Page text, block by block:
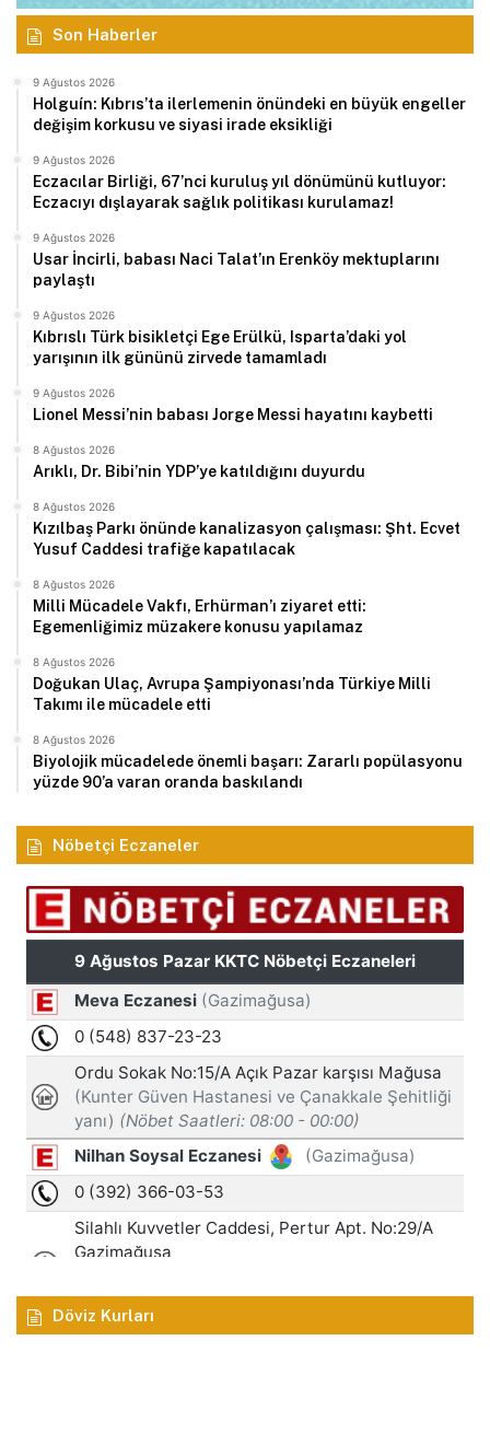
Son Haberler
9 Ağustos 2026
Holguín: Kıbrıs’ta ilerlemenin önündeki en büyük engeller
değişim korkusu ve siyasi irade eksikliği
9 Ağustos 2026
Eczacılar Birliği, 67’nci kuruluş yıl dönümünü kutluyor:
Eczacıyı dışlayarak sağlık politikası kurulamaz!
9 Ağustos 2026
Usar İncirli, babası Naci Talat’ın Erenköy mektuplarını
paylaştı
9 Ağustos 2026
Kıbrıslı Türk bisikletçi Ege Erülkü, Isparta’daki yol
yarışının ilk gününü zirvede tamamladı
9 Ağustos 2026
Lionel Messi’nin babası Jorge Messi hayatını kaybetti
8 Ağustos 2026
Arıklı, Dr. Bibi’nin YDP’ye katıldığını duyurdu
8 Ağustos 2026
Kızılbaş Parkı önünde kanalizasyon çalışması: Şht. Ecvet
Yusuf Caddesi trafiğe kapatılacak
8 Ağustos 2026
Milli Mücadele Vakfı, Erhürman’ı ziyaret etti:
Egemenliğimiz müzakere konusu yapılamaz
8 Ağustos 2026
Doğukan Ulaç, Avrupa Şampiyonası’nda Türkiye Milli
Takımı ile mücadele etti
8 Ağustos 2026
Biyolojik mücadelede önemli başarı: Zararlı popülasyonu
yüzde 90’a varan oranda baskılandı
Nöbetçi Eczaneler
Döviz Kurları